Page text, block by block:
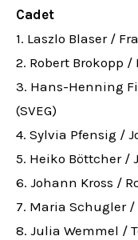
Cadet
1. Laszlo Blaser /
2. Robert Brokopp /
3. Hans-Henning
(SVEG)
4. Sylvia Pfensig /
5. Heiko Böttcher /
6. Johann Kross /
7. Maria Schugler /
8. Julia Wemmel /